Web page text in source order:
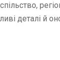
деталі й